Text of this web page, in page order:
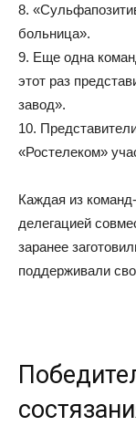
8.
больница».
9. Еще одна
этот раз
завод».
10.
«Ростелеком»
Каждая из
делегацией
заранее
поддерживали